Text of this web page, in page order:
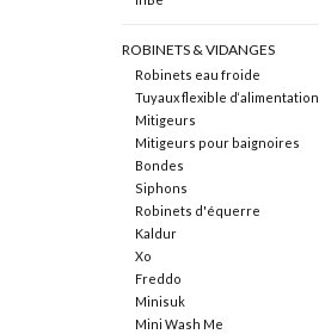
ROBINETS & VIDANGES
Robinets eau froide
Tuyaux flexible d‘alimentation
Mitigeurs
Mitigeurs pour baignoires
Bondes
Siphons
Robinets d'équerre
Kaldur
Xo
Freddo
Minisuk
Mini Wash Me